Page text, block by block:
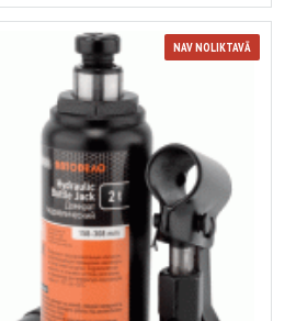
NAV NOLIKTAVĀ